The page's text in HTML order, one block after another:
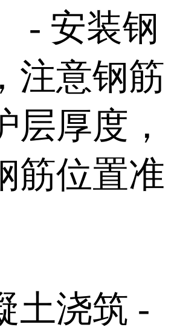
- 安装钢
注意钢筋
层厚度，
筋位置准
土浇筑 -